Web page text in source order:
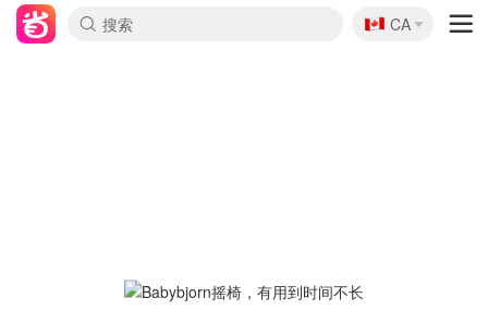
🇨🇦
CA